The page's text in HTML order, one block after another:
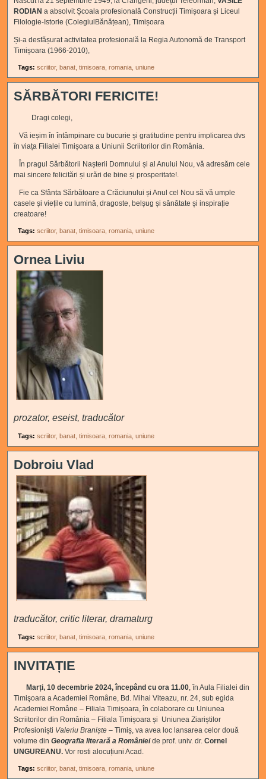
RODIAN a absolvit Școala profesională Construcții Timișoara și Liceul
Filologie-Istorie (ColegiulBănățean), Timișoara
Și-a desfășurat activitatea profesională la Regia Autonomă de Transport
Timișoara (1966-2010),
Tags:scriitor banat timisoara romania uniune
SĂRBĂTORI FERICITE!
Dragi colegi,
Vă ieșim în întâmpinare cu bucurie și gratitudine pentru implicarea dvs
în viața Filialei Timișoara a Uniunii Scriitorilor din România.
În pragul Sărbătorii Nașterii Domnului și al Anului Nou, vă adresăm cele
mai sincere felicitări și urări de bine și prosperitate!.
Fie ca Sfânta Sărbătoare a Crăciunului și Anul cel Nou să vă umple
casele și viețile cu lumină, dragoste, belșug și sănătate și inspirație
creatoare!
Tags:scriitor banat timisoara romania uniune
Ornea Liviu
prozator, eseist, traducător
Tags:scriitor banat timisoara romania uniune
Dobroiu Vlad
traducător, critic literar, dramaturg
Tags:scriitor banat timisoara romania uniune
INVITAȚIE
Marți, 10 decembrie 2024, începând cu ora 11.00 , în Aula Filialei din
Timişoara a Academiei Române, Bd. Mihai Viteazu, nr. 24, sub egida
Academiei Române – Filiala Timișoara, în colaborare cu Uniunea
Scriitorilor din România – Filiala Timișoara și Uniunea Ziariștilor
Profesioniști Valeriu Braniște – Timiș, va avea loc lansarea celor două
volume din Geografia literară a României de prof. univ. dr.Cornel
UNGUREANU.Vor rosti alocuțiuni Acad.
Tags:scriitor banat timisoara romania uniune